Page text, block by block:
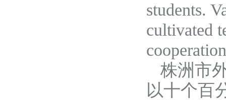
students.
cultivated
株洲市
以十个百